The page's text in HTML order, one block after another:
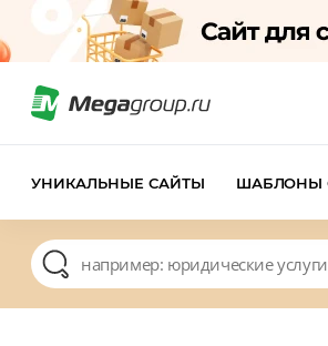
УНИКАЛЬНЫЕ САЙТЫ ШАБЛОНЫ